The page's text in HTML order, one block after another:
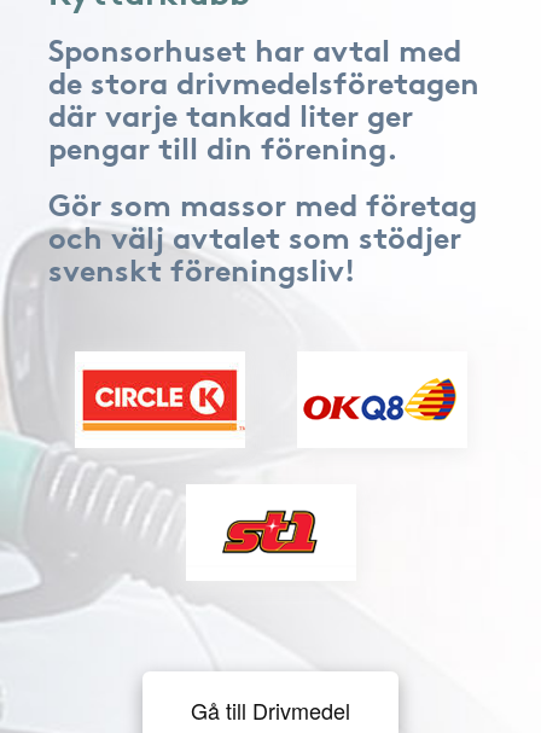
Sponsorhuset har avtal med
de stora drivmedelsföretagen
där varje tankad liter ger
pengar till din förening.
Gör som massor med företag
och välj avtalet som stödjer
svenskt föreningsliv!
Gå till Drivmedel